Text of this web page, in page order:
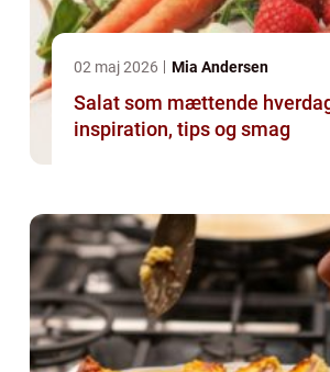
02 maj 2026 Mia Andersen
Salat som mættende
inspiration, tips og smag